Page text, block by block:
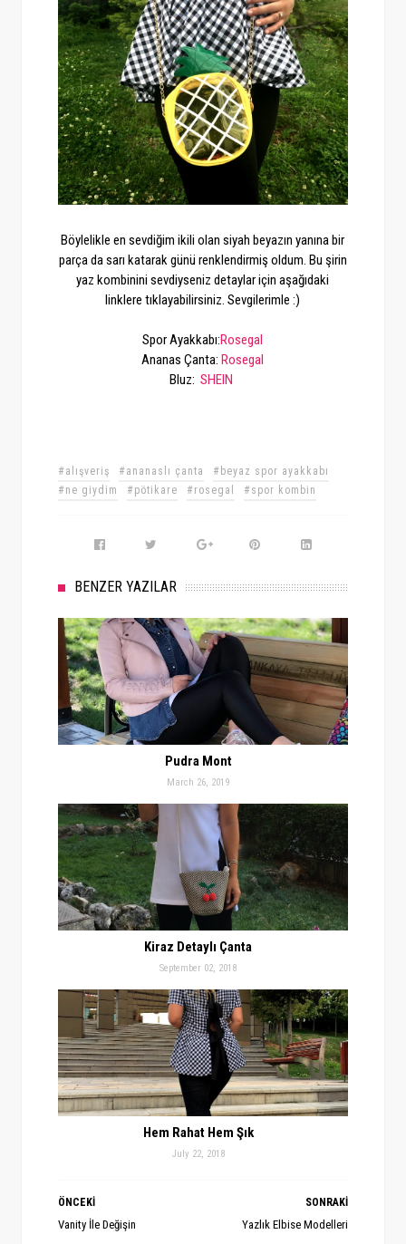
Böylelikle en sevdiğim ikili olan siyah beyazın yanına bir
parça da sarı katarak günü renklendirmiş oldum. Bu şirin
yaz kombinini sevdiyseniz detaylar için aşağıdaki
linklere tıklayabilirsiniz. Sevgilerimle :)
Spor Ayakkabı:Rosegal
Ananas Çanta:Rosegal
Bluz: SHEIN
#alışveriş #ananaslı çanta
#beyaz spor ayakkabı
#ne giydim
#pötikare #rosegal #spor kombin
BENZER YAZILAR
Pudra Mont
March 26, 2019
Kiraz Detaylı Çanta
September 02, 2018
Hem Rahat Hem Şık
July 22, 2018
SONRAKİ
Yazlık Elbise Modelleri
ÖNCEKİ
Vanity İle Değişin